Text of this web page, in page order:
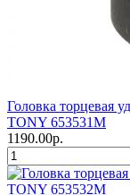
Головка торцевая
TONY 653531M
1190.00р.